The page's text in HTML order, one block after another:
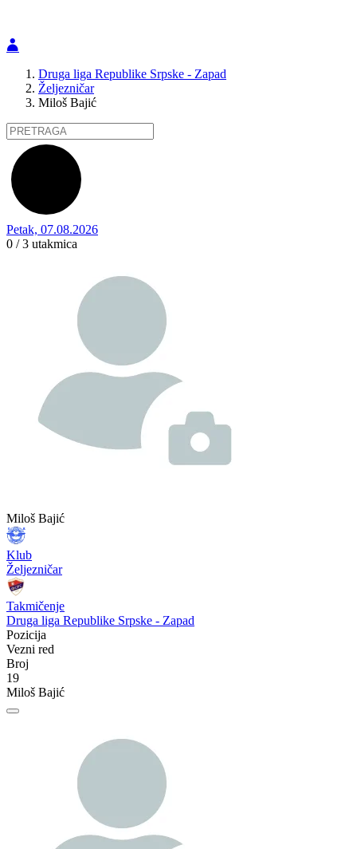
Druga liga Republike Srpske - Zapad
Željezničar
Miloš Bajić
Petak, 07.08.2026
0 / 3 utakmica
Miloš Bajić
Klub
Željezničar
Takmičenje
Druga liga Republike Srpske - Zapad
Pozicija
Vezni red
Broj
19
Miloš Bajić